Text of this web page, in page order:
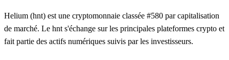
Helium (hnt) est une cryptomonnaie classée #580 par capitalisation
de marché. Le hnt s'échange sur les principales plateformes crypto et
fait partie des actifs numériques suivis par les investisseurs.